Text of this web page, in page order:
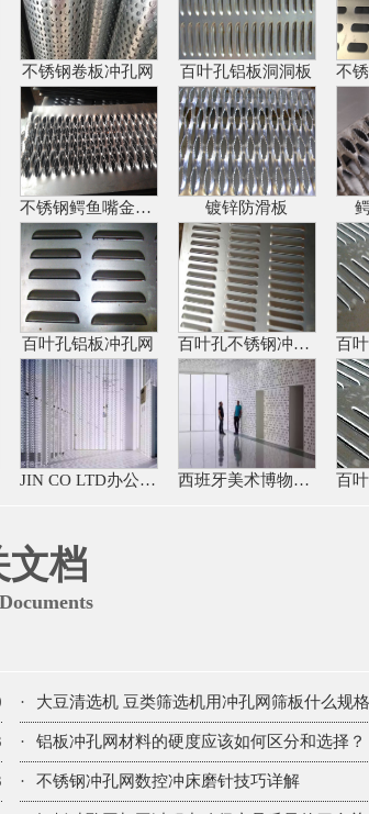
不锈钢卷板冲孔网 百叶孔铝板洞洞板
不锈钢鳄鱼嘴金属防滑网 镀锌防滑板
百叶孔铝板冲孔网 百叶孔不锈钢冲孔网
JIN CO LTD办公楼不锈钢冲孔网 西班牙美术博物馆铝板冲孔网
文档
· 大豆清选机 豆类筛选机用冲孔网筛板什么规格
· 铝板冲孔网材料的硬度应该如何区分和选择？
· 不锈钢冲孔网数控冲床磨针技巧详解